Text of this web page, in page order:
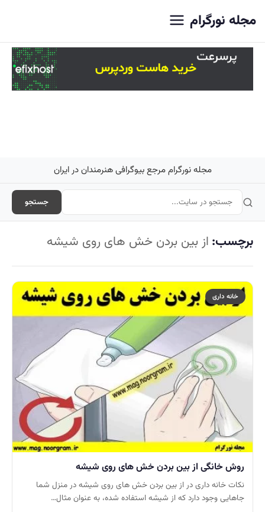
مجله نورگرام
مجله نورگرام مرجع بیوگرافی هنرمندان در ایران
جستجو
برچسب: از بین بردن خش های روی شیشه
خانه داری
روش خانگی از بین بردن خش های روی شیشه
نکات خانه داری در از بین بردن خش های روی شیشه در منزل شما
جاهایی وجود دارد که از شیشه استفاده شده، به عنوان مثال…